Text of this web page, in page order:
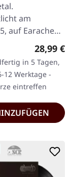
am
auf Earache
Vinyl LP.
Exklusiv-
ist nichts
ein…
28,99 €
in 5 Tagen,
12 Werktage -
eintreffen